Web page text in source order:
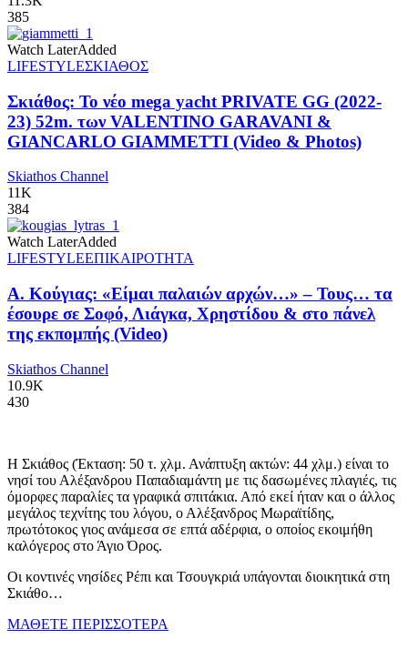
385
Watch LaterAdded
LIFESTYLEΣΚΙΑΘΟΣ
Σκιάθος: Το νέο mega yacht PRIVATE GG (2022-
23) 52m. των VALENTINO GARAVANI &
GIANCARLO GIAMMETTI (Video & Photos)
Skiathos Channel
11K
384
Watch LaterAdded
LIFESTYLEΕΠΙΚΑΙΡΟΤΗΤΑ
Α. Κούγιας: «Είμαι παλαιών αρχών…» – Τους… τα
έσουρε σε Σοφό, Λιάγκα, Χρηστίδου & στο πάνελ
της εκπομπής (Video)
Skiathos Channel
10.9K
430
Η Σκιάθος (Έκταση: 50 τ. χλμ. Ανάπτυξη ακτών: 44 χλμ.) είναι το
νησί του Αλέξανδρου Παπαδιαμάντη με τις δασωμένες πλαγιές, τις
όμορφες παραλίες τα γραφικά σπιτάκια. Από εκεί ήταν και ο άλλος
μεγάλος τεχνίτης του λόγου, ο Αλέξανδρος Μωραϊτίδης,
πρωτότοκος γιος ανάμεσα σε επτά αδέρφια, ο οποίος εκοιμήθη
καλόγερος στο Άγιο Όρος.
Οι κοντινές νησίδες Ρέπι και Τσουγκριά υπάγονται διοικητικά στη
Σκιάθο…
ΜΑΘΕΤΕ ΠΕΡΙΣΣΟΤΕΡΑ